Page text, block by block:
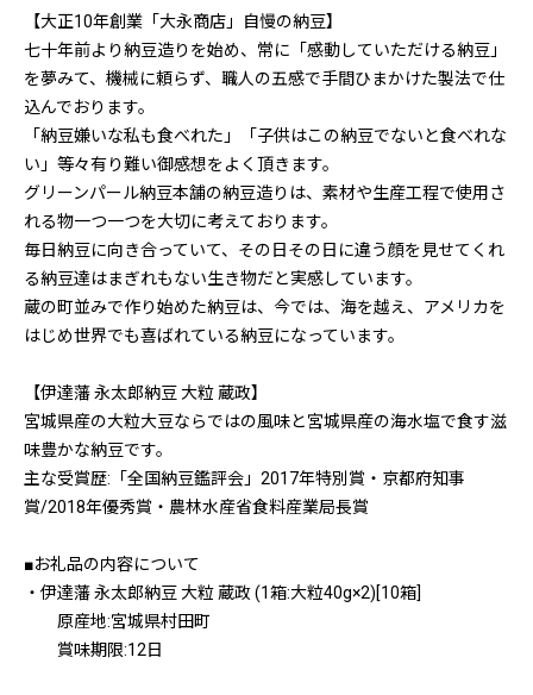
【大正10年創業「大永商店」自慢の納豆】
七十年前より納豆造りを始め、常に「感動していただける納豆」
を夢みて、機械に頼らず、職人の五感で手間ひまかけた製法で仕
込んでおります。
「納豆嫌いな私も食べれた」「子供はこの納豆でないと食べれな
い」等々有り難い御感想をよく頂きます。
グリーンパール納豆本舗の納豆造りは、素材や生産工程で使用さ
れる物一つ一つを大切に考えております。
毎日納豆に向き合っていて、その日その日に違う顔を見せてくれ
る納豆達はまぎれもない生き物だと実感しています。
蔵の町並みで作り始めた納豆は、今では、海を越え、アメリカを
はじめ世界でも喜ばれている納豆になっています。
【伊達藩 永太郎納豆 大粒 蔵政】
宮城県産の大粒大豆ならではの風味と宮城県産の海水塩で食す滋
味豊かな納豆です。
主な受賞歴:「全国納豆鑑評会」2017年特別賞・京都府知事
賞/2018年優秀賞・農林水産省食料産業局長賞
■お礼品の内容について
・伊達藩 永太郎納豆 大粒 蔵政 (1箱:大粒40g×2)[10箱]
原産地:宮城県村田町
賞味期限:12日